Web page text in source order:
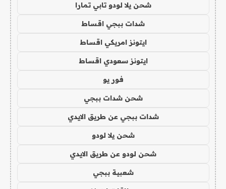
شحن يلا لودو تابي تمارا
شدات ببجي اقساط
ايتونز امريكي اقساط
ايتونز سعودي اقساط
فور يو
شحن شدات ببجي
شدات ببجي عن طريق الايدي
شحن يلا لودو
شحن لودو عن طريق الايدي
شعبية ببجي